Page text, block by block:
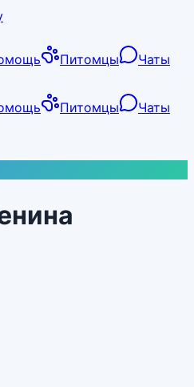
Питомцы
Чаты
Питомцы
Чаты